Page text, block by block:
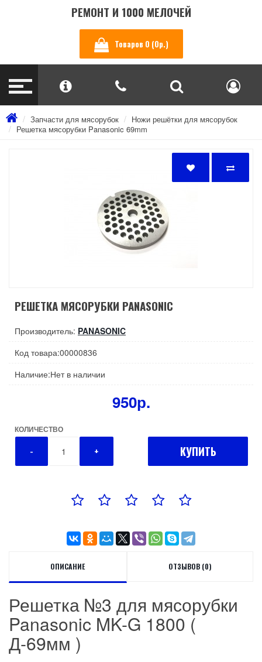
РЕМОНТ И 1000 МЕЛОЧЕЙ
Товаров 0 (0р.)
Запчасти для мясорубок
Ножи решётки для мясорубок
Решетка мясорубки Panasonic 69mm
РЕШЕТКА МЯСОРУБКИ PANASONIC
Производитель: PANASONIC
Код товара:00000836
Наличие:Нет в наличии
950р.
КОЛИЧЕСТВО
- + КУПИТЬ
ОПИСАНИЕ ОТЗЫВОВ (0)
Решетка №3 для мясорубки
Panasonic MK-G 1800 (
Д-69мм )